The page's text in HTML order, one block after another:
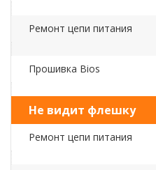
Ремонт цепи питания
Прошивка Bios
Не видит флешку
Ремонт цепи питания